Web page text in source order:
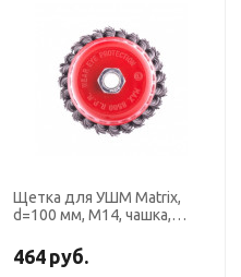
Щетка для УШМ Matrix,
d=100 мм, М14, чашка,
464 руб.